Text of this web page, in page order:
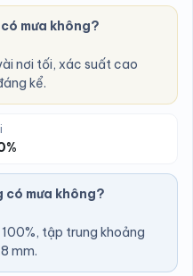
mưa không?
nơi tối, xác suất cao
kể.
có mưa không?
tập trung khoảng
mm.